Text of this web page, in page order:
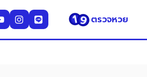
ตรวจหวย